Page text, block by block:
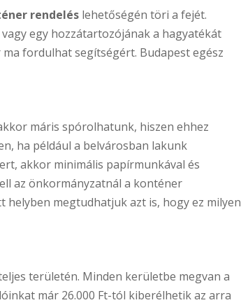
rendelés lehetőségén töri a fejét.
egy hozzátartozójának a hagyatékát
fordulhat segítségért. Budapest egész
máris spórolhatunk, hiszen ehhez
ha például a belvárosban lakunk
akkor minimális papírmunkával és
az önkormányzatnál a konténer
helyben megtudhatjuk azt is, hogy ez milyen
területén. Minden kerületbe megvan a
már 26.000 Ft-tól kiberélhetik az arra